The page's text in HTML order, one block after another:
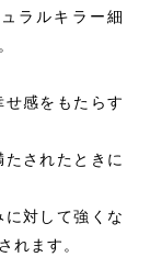
ラルキラー細
感をもたらす
されたときに
対して強くな
れます。